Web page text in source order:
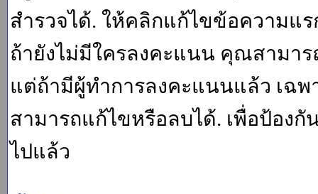
สำรวจได้. ให้คลิกแก้ไขข้อความแ
ถ้ายังไม่มีใครลงคะแนน คุณสามา
แต่ถ้ามีผู้ทำการลงคะแนนแล้ว เฉพา
สามารถแก้ไขหรือลบได้. เพื่อป้อง
ไปแล้ว